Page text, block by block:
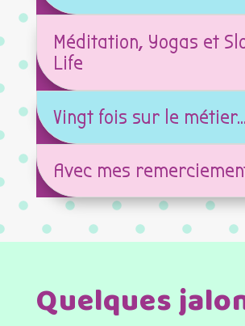
Méditation, Yogas et
Life
Vingt fois sur le métier…
Avec mes
Quelques